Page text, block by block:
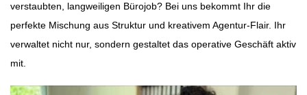
verstaubten, langweiligen Bürojob? Bei uns bekommt Ihr die
perfekte Mischung aus Struktur und kreativem Agentur-Flair. Ihr
verwaltet nicht nur, sondern gestaltet das operative Geschäft aktiv
mit.